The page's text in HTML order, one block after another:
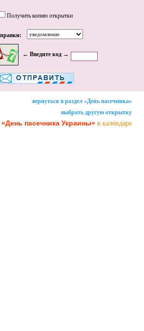
Получить копию открытки
← Введите код →
вернуться в раздел «День пасечника»
выбрать другую открытку
«День пасечника Украины» в календаре